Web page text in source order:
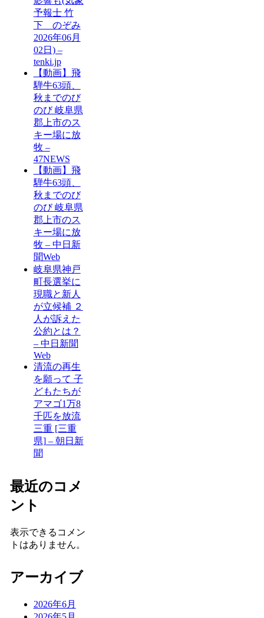
予報士 竹
下 のぞみ
2026年06月
02日) –
tenki.jp
【動画】飛
騨牛63頭、
秋までのび
のび 岐阜県
郡上市のス
キー場に放
牧 –
47NEWS
【動画】飛
騨牛63頭、
秋までのび
のび 岐阜県
郡上市のス
キー場に放
牧 – 中日新
聞Web
岐阜県神戸
町長選挙に
現職と新人
が立候補 ２
人が訴えた
公約とは？
– 中日新聞
Web
清流の再生
を願って 子
どもたちが
アマゴ1万8
千匹を放流
三重 [三重
県] – 朝日新
聞
最近のコメ
ント
表示できるコメン
トはありません。
アーカイブ
2026年6月